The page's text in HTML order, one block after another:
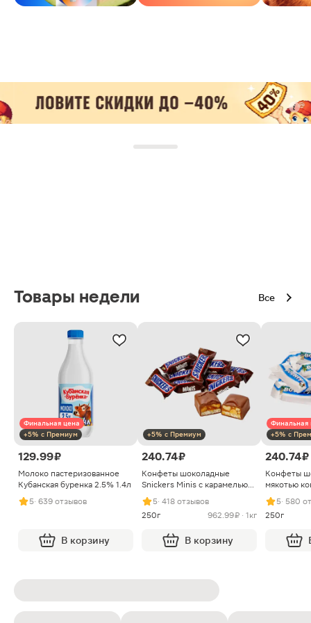
Товары недели Все
Финальная цена
+5% с Премиум
129.99 ₽
Молоко пастеризованное
Кубанская буренка 2.5% 1.4л
5· 639 отзывов
В корзину
+5% с Премиум
240.74 ₽
Конфеты шоколадные
Snickers Minis с карамелью
арахисом и нугой
5· 418 отзывов
250г
962.99 ₽ · 1кг
В корзину
Финальная
+5% с
240.74 ₽
Конфеты
мякотью
5· 580
250г